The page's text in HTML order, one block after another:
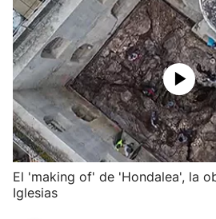
Eguraldia
El 'making of' de 'Hondalea', la
Iglesias